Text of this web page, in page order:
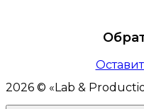
2026 © « Lab &